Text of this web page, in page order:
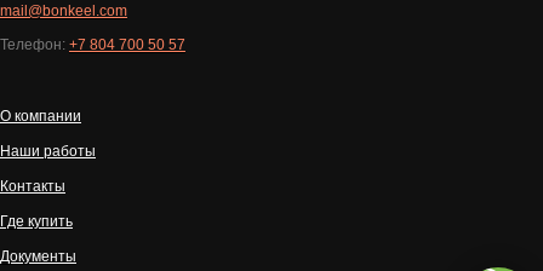
mail@bonkeel.com
Телефон: +7 804 700 50 57
О компании
Наши работы
Контакты
Где купить
Документы